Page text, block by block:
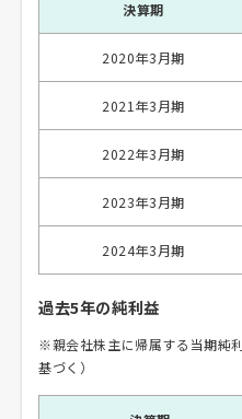
決算期
2020年3月期
2021年3月期
2022年3月期
2023年3月期
2024年3月期
過去5年の純利益
※親会社株主に帰属する当期純
基づく）